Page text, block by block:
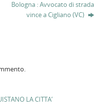
Bologna : Avvocato di strada
vince a Cigliano (VC)
LA CITTA’